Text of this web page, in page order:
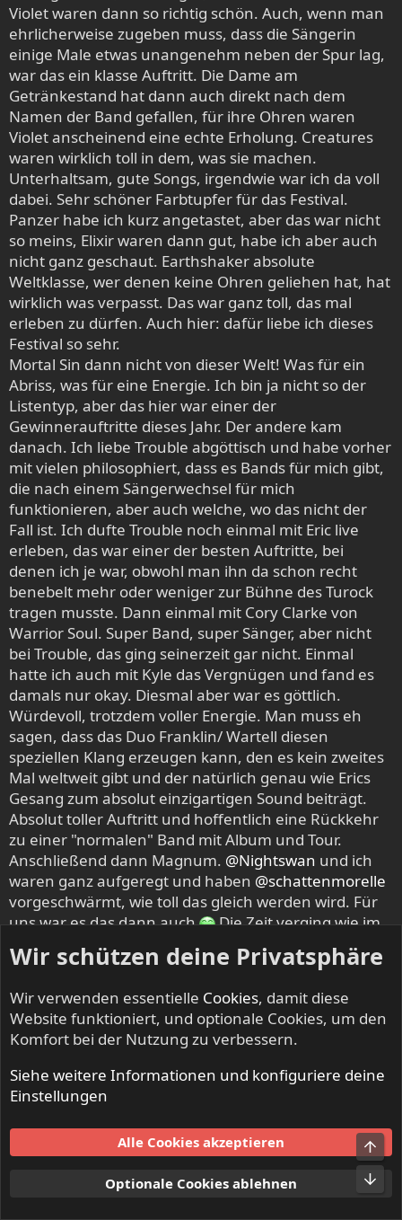
Violet waren dann so richtig schön. Auch, wenn man
ehrlicherweise zugeben muss, dass die Sängerin
einige Male etwas unangenehm neben der Spur lag,
war das ein klasse Auftritt. Die Dame am
Getränkestand hat dann auch direkt nach dem
Namen der Band gefallen, für ihre Ohren waren
Violet anscheinend eine echte Erholung. Creatures
waren wirklich toll in dem, was sie machen.
Unterhaltsam, gute Songs, irgendwie war ich da voll
dabei. Sehr schöner Farbtupfer für das Festival.
Panzer habe ich kurz angetastet, aber das war nicht
so meins, Elixir waren dann gut, habe ich aber auch
nicht ganz geschaut. Earthshaker absolute
Weltklasse, wer denen keine Ohren geliehen hat, hat
wirklich was verpasst. Das war ganz toll, das mal
erleben zu dürfen. Auch hier: dafür liebe ich dieses
Festival so sehr.
Mortal Sin dann nicht von dieser Welt! Was für ein
Abriss, was für eine Energie. Ich bin ja nicht so der
Listentyp, aber das hier war einer der
Gewinnerauftritte dieses Jahr. Der andere kam
danach. Ich liebe Trouble abgöttisch und habe vorher
mit vielen philosophiert, dass es Bands für mich gibt,
die nach einem Sängerwechsel für mich
funktionieren, aber auch welche, wo das nicht der
Fall ist. Ich dufte Trouble noch einmal mit Eric live
erleben, das war einer der besten Auftritte, bei
denen ich je war, obwohl man ihn da schon recht
benebelt mehr oder weniger zur Bühne des Turock
tragen musste. Dann einmal mit Cory Clarke von
Warrior Soul. Super Band, super Sänger, aber nicht
bei Trouble, das ging seinerzeit gar nicht. Einmal
hatte ich auch mit Kyle das Vergnügen und fand es
damals nur okay. Diesmal aber war es göttlich.
Würdevoll, trotzdem voller Energie. Man muss eh
sagen, dass das Duo Franklin/ Wartell diesen
speziellen Klang erzeugen kann, den es kein zweites
Mal weltweit gibt und der natürlich genau wie Erics
Gesang zum absolut einzigartigen Sound beiträgt.
Absolut toller Auftritt und hoffentlich eine Rückkehr
zu einer "normalen" Band mit Album und Tour.
Anschließend dann Magnum. @Nightswan und ich
waren ganz aufgeregt und haben @schattenmorelle
vorgeschwärmt, wie toll das gleich werden wird. Für
uns war es das dann auch
Die Zeit verging wie im
Flug und wir waren einfach nur glücklich und
dankbar für jede Sekunde. Nach dem Konzert
einem rosa Wölkchen.@schattenmorellemachte es
mit Sätzen wie "Es war ja schon ganz okay" von
Minute zu Minute schlimmer
, aber egal, davon lebt
das Ganze ja letztlich. Mir konnte das auch gar nichts
von meiner Freude nehmen (sollte es ja auch gar
nicht) und ich empfinde einfach nur Dankbarkeit,
mein erstes Magnum-Konzert erleben zu dürfen. Das
werde ich immer im Herzen tragen und ich glaube,
geht es ähnlich, auch wenn ich nicht
weiß, ob es auch sein ersten Konzert war.
Wir schützen deine Privatsphäre
Wir verwenden essentielle Cookies, damit diese
Website funktioniert, und optionale Cookies, um den
Komfort bei der Nutzung zu verbessern.
Siehe weitere Informationen und konfiguriere deine
Einstellungen
Alle Cookies akzeptieren
Optionale Cookies ablehnen